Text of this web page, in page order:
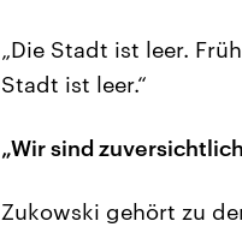
„Die Stadt ist leer.
Stadt ist leer.“
„Wir sind
Zukowski gehört zu